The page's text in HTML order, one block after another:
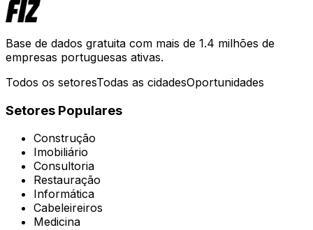
Base de dados gratuita com mais de 1.4 milhões de
empresas portuguesas ativas.
Todos os setoresTodas as cidadesOportunidades
Setores Populares
Construção
Imobiliário
Consultoria
Restauração
Informática
Cabeleireiros
Medicina